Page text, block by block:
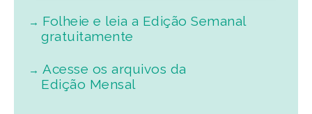
Folheie e leia a Edição Semanal
gratuitamente
Acesse os arquivos da
Edição Mensal